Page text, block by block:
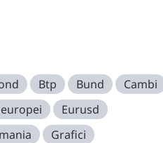
Btp Bund
Cambi
Eurusd
Grafici